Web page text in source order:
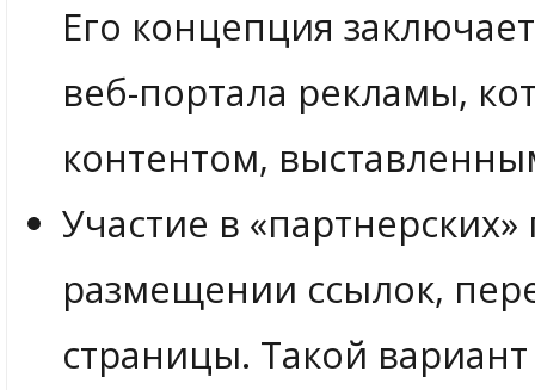
Его концепция
веб-портала рекламы,
контентом,
Участие в
размещении ссылок,
страницы. Такой